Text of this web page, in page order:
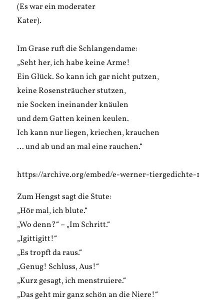
(Es war ein moderater
Kater).
Im Grase ruft die Schlangendame:
„Seht her, ich habe keine Arme!
Ein Glück. So kann ich gar nicht putzen,
keine Rosensträucher stutzen,
nie Socken ineinander knäulen
und dem Gatten keinen keulen.
Ich kann nur liegen, kriechen, krauchen
… und ab und an mal eine rauchen.“
https://archive.org/embed/e-werner-tiergedichte-1
Zum Hengst sagt die Stute:
„Hör mal, ich blute.“
„Wo denn?“ – „Im Schritt.“
„Igittigitt!“
„Es tropft da raus.“
„Genug! Schluss, Aus!“
„Kurz gesagt, ich menstruiere.“
„Das geht mir ganz schön an die Niere!“